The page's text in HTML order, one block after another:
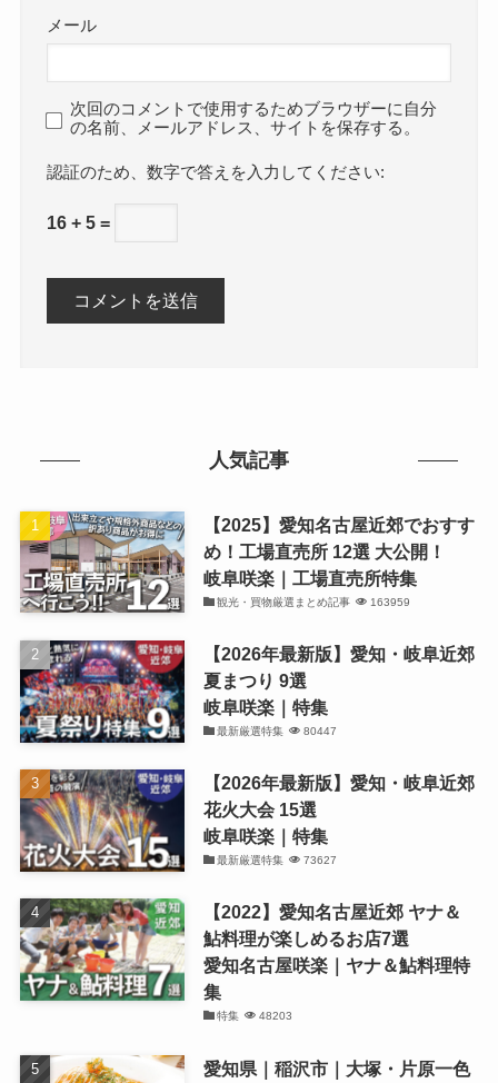
メール
次回のコメントで使用するためブラウザーに自分
の名前、メールアドレス、サイトを保存する。
数字で答えを入力してください:
16 + 5 =
人気記事
【2025】愛知名古屋近郊でおすす
め！工場直売所 12選 大公開！
岐阜咲楽｜工場直売所特集
観光・買物厳選まとめ記事 163959
【2026年最新版】愛知・岐阜近郊
夏まつり 9選
岐阜咲楽｜特集
最新厳選特集 80447
【2026年最新版】愛知・岐阜近郊
花火大会 15選
岐阜咲楽｜特集
最新厳選特集 73627
【2022】愛知名古屋近郊 ヤナ＆
鮎料理が楽しめるお店7選
愛知名古屋咲楽｜ヤナ＆鮎料理特
集
特集 48203
愛知県｜稲沢市｜大塚・片原一色